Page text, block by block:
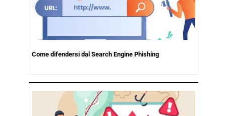
Come difendersi dal Search Engine Phishing